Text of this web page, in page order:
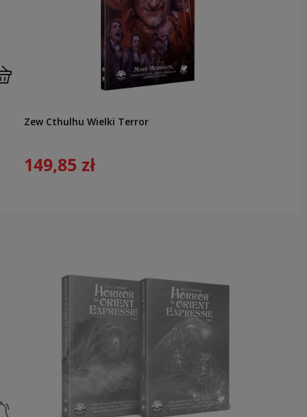
Zew Cthulhu Wielki Terror
149,85 zł